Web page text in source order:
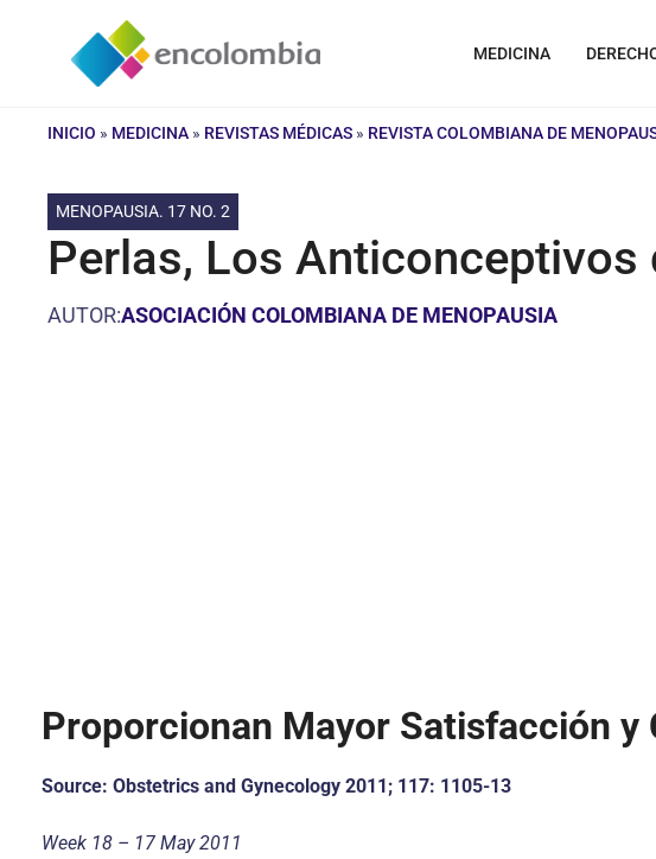
contenido
MEDICINA
INICIO » MEDICINA » REVISTAS MÉDICAS » REVISTA COLOMBIANA DE
MENOPAUSIA. 17 NO. 2
Perlas, Los
AUTOR:ASOCIACIÓN COLOMBIANA DE MENOPAUSIA
Proporcionan Mayor Satisfacción y
Source: Obstetrics and Gynecology 2011; 117: 1105-13
Week 18 – 17 May 2011